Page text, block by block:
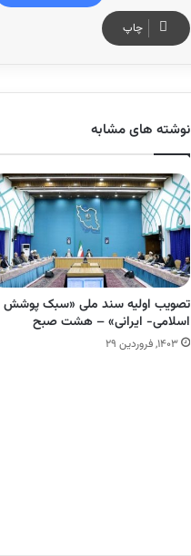
چاپ
نوشته های مشابه
تصویب اولیه سند ملی «سبک پوشش
اسلامی- ایرانی» – هشت صبح
۱۴۰۳, فروردین ۲۹